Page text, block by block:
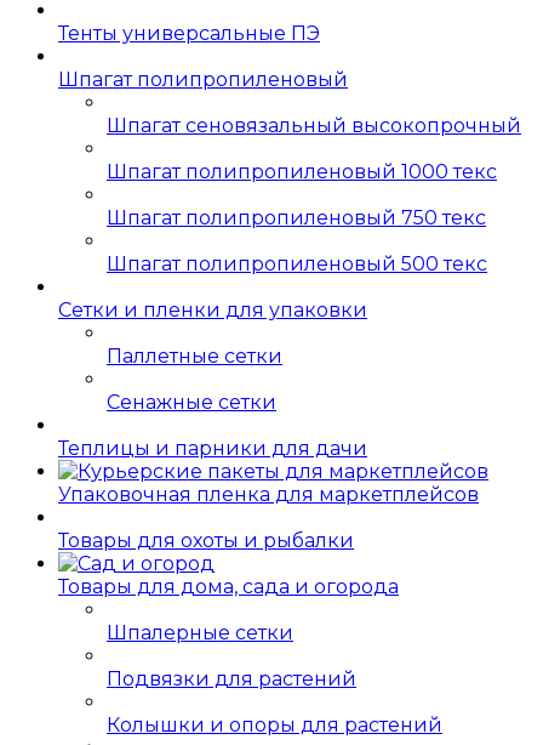
Тенты универсальные ПЭ
Шпагат полипропиленовый
Шпагат сеновязальный высокопрочный
Шпагат полипропиленовый 1000 текс
Шпагат полипропиленовый 750 текс
Шпагат полипропиленовый 500 текс
Сетки и пленки для упаковки
Паллетные сетки
Сенажные сетки
Теплицы и парники для дачи
Упаковочная пленка для маркетплейсов
Товары для охоты и рыбалки
Товары для дома, сада и огорода
Шпалерные сетки
Подвязки для растений
Колышки и опоры для растений